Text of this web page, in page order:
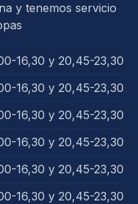
y tenemos servicio
16,30 y 20,45-23,30
16,30 y 20,45-23,30
16,30 y 20,45-23,30
16,30 y 20,45-23,30
16,30 y 20,45-23,30
16,30 y 20,45-23,30